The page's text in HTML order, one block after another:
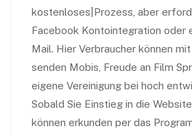
kostenloses|Prozess, aber
Facebook Kontointegration oder
Mail. Hier Verbraucher können
senden Mobis, Freude an Film
eigene Vereinigung bei hoch
Sobald Sie Einstieg in die
können erkunden per das